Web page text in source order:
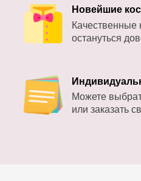
Новейшие
остануться
Можете
или заказать